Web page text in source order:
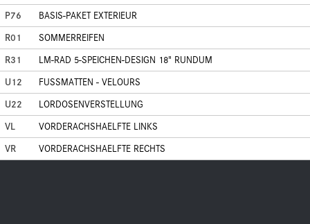
P76
BASIS-PAKET EXTERIEUR
R01
SOMMERREIFEN
R31
LM-RAD 5-SPEICHEN-DESIGN 18" RUNDUM
U12
FUSSMATTEN - VELOURS
U22
LORDOSENVERSTELLUNG
VL
VORDERACHSHAELFTE LINKS
VR
VORDERACHSHAELFTE RECHTS